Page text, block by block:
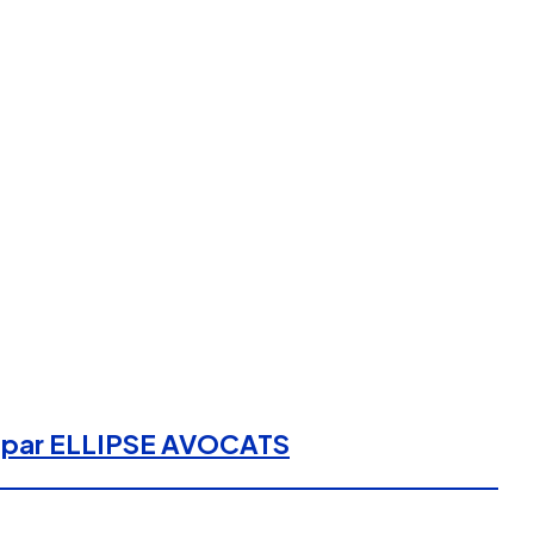
ELLIPSE AVOCATS